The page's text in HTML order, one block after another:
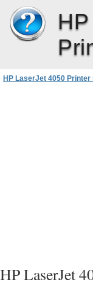
HP LaserJet 4050 Printer
HP LaserJet